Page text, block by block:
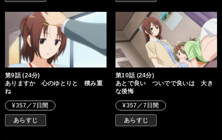
第9話 (24分)
ありますか 心のゆとりと 積み重
ね
¥357／7日間
あらすじ
第10話 (24分)
あとで良い ついでで良いは 大き
な後悔
¥357／7日間
あらすじ